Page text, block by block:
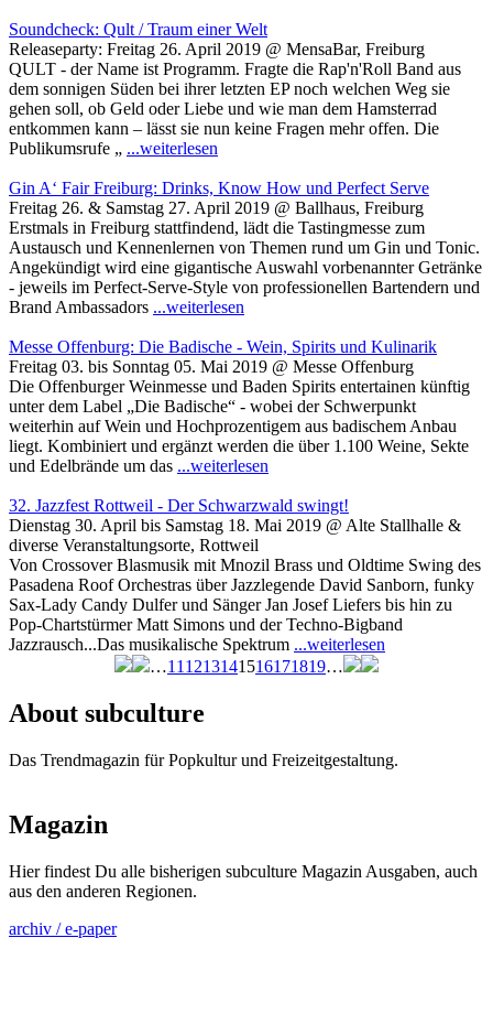
Soundcheck: Qult / Traum einer Welt
Releaseparty: Freitag 26. April 2019 @ MensaBar, Freiburg
QULT - der Name ist Programm. Fragte die Rap'n'Roll Band aus
dem sonnigen Süden bei ihrer letzten EP noch welchen Weg sie
gehen soll, ob Geld oder Liebe und wie man dem Hamsterrad
entkommen kann – lässt sie nun keine Fragen mehr offen. Die
Publikumsrufe „ ...weiterlesen
Gin A‘ Fair Freiburg: Drinks, Know How und Perfect Serve
Freitag 26. & Samstag 27. April 2019 @ Ballhaus, Freiburg
Erstmals in Freiburg stattfindend, lädt die Tastingmesse zum
Austausch und Kennenlernen von Themen rund um Gin und Tonic.
Angekündigt wird eine gigantische Auswahl vorbenannter Getränke
- jeweils im Perfect-Serve-Style von professionellen Bartendern und
Brand Ambassadors ...weiterlesen
Messe Offenburg: Die Badische - Wein, Spirits und Kulinarik
Freitag 03. bis Sonntag 05. Mai 2019 @ Messe Offenburg
Die Offenburger Weinmesse und Baden Spirits entertainen künftig
unter dem Label „Die Badische“ - wobei der Schwerpunkt
weiterhin auf Wein und Hochprozentigem aus badischem Anbau
liegt. Kombiniert und ergänzt werden die über 1.100 Weine, Sekte
und Edelbrände um das ...weiterlesen
32. Jazzfest Rottweil - Der Schwarzwald swingt!
Dienstag 30. April bis Samstag 18. Mai 2019 @ Alte Stallhalle &
diverse Veranstaltungsorte, Rottweil
Von Crossover Blasmusik mit Mnozil Brass und Oldtime Swing des
Pasadena Roof Orchestras über Jazzlegende David Sanborn, funky
Sax-Lady Candy Dulfer und Sänger Jan Josef Liefers bis hin zu
Pop-Chartstürmer Matt Simons und der Techno-Bigband
Jazzrausch...Das musikalische Spektrum ...weiterlesen
…11 1213141516171819…
About subculture
Das Trendmagazin für Popkultur und Freizeitgestaltung.
Magazin
Hier findest Du alle bisherigen subculture Magazin Ausgaben, auch
aus den anderen Regionen.
archiv / e-paper